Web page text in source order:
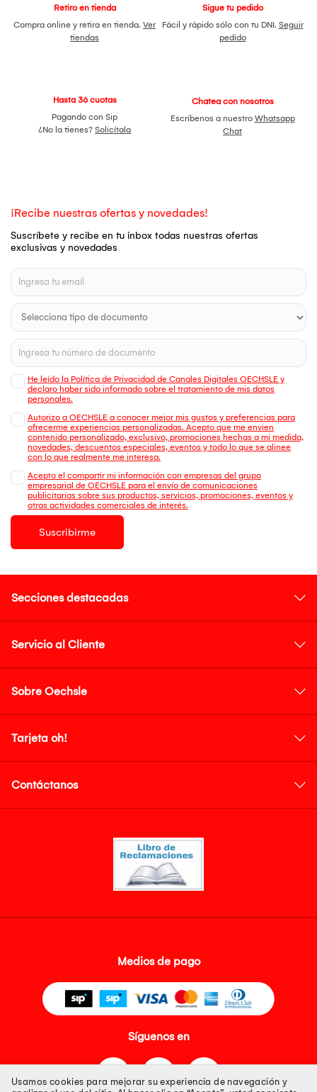
Retiro en tienda
Compra online y retira en tienda. Ver
tiendas
Sigue tu pedido
Fácil y rápido sólo con tu DNI. Seguir
pedido
Hasta 36 cuotas
Pagando con Sip
¿No la tienes? Solicítala
Chatea con nosotros
Escríbenos a nuestro Whatsapp
Chat
¡Recibe nuestras ofertas y novedades!
Suscríbete y recibe en tu inbox todas nuestras ofertas
exclusivas y novedades
He leído la Política de Privacidad de Canales Digitales OECHSLE y
declaro haber sido informado sobre el tratamiento de mis datos
personales.
Autorizo a OECHSLE a conocer mejor mis gustos y preferencias para
ofrecerme experiencias personalizadas. Acepto que me envien
contenido personalizado, exclusivo, promociones hechas a mi medida,
novedades, descuentos especiales, eventos y todo lo que se alinee
con lo que realmente me interesa.
Acepto el compartir mi información con empresas del grupo
empresarial de OECHSLE para el envío de comunicaciones
publicitarias sobre sus productos, servicios, promociones, eventos y
otras actividades comerciales de interés.
Suscribirme
Secciones destacadas
Servicio al Cliente
Sobre Oechsle
Tarjeta oh!
Contáctanos
Medios de pago
Síguenos en
Usamos cookies para mejorar su experiencia de navegación y